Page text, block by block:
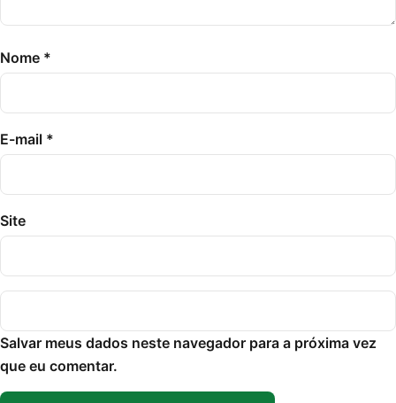
Nome *
E-mail *
Site
Salvar meus dados neste navegador para a próxima vez
que eu comentar.